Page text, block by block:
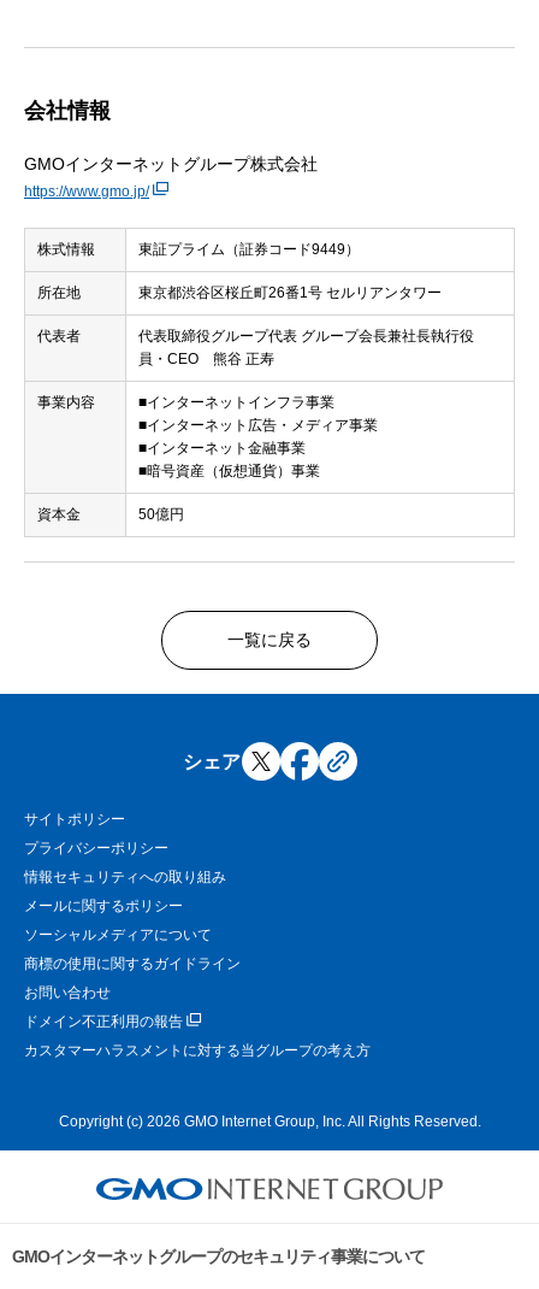
会社情報
GMOインターネットグループ株式会社
https://www.gmo.jp/
株式情報 東証プライム（証券コード9449）
所在地 東京都渋谷区桜丘町26番1号 セルリアンタワー
代表者
代表取締役グループ代表 グループ会長兼社長執行役
員・CEO 熊谷 正寿
事業内容
■インターネットインフラ事業
■インターネット広告・メディア事業
■インターネット金融事業
■暗号資産（仮想通貨）事業
資本金 50億円
一覧に戻る
シェア
サイトポリシー
プライバシーポリシー
情報セキュリティへの取り組み
メールに関するポリシー
ソーシャルメディアについて
商標の使用に関するガイドライン
お問い合わせ
ドメイン不正利用の報告
カスタマーハラスメントに対する当グループの考え方
Copyright (c) 2026 GMO Internet Group, Inc. All Rights Reserved.
GMOインターネットグループのセキュリティ事業について